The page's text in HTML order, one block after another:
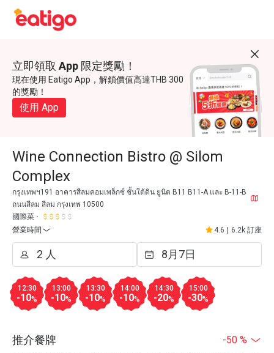
立即領取 App 限定獎勵！
現在使用 Eatigo App，解鎖價值高達THB 300
的獎勵！
使用 App
Wine Connection Bistro @ Silom
Complex
กรุงเทพฯ191 อาคารสีลมคอมเพล็กซ์ ชั้นใต้ดิน ยูนิต B11 B11-A และ B-11-B
ถนนสีลม สีลม กรุงเทพ 10500
國際菜
營業時間
4.6 6.2k 訂座
12:30
-10%
13:00
-10%
13:30
-10%
14:00
-10%
14:30
-20%
15:00
-30%
推介餐牌 -50 %